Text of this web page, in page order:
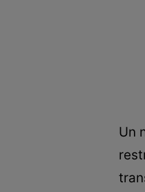
Un